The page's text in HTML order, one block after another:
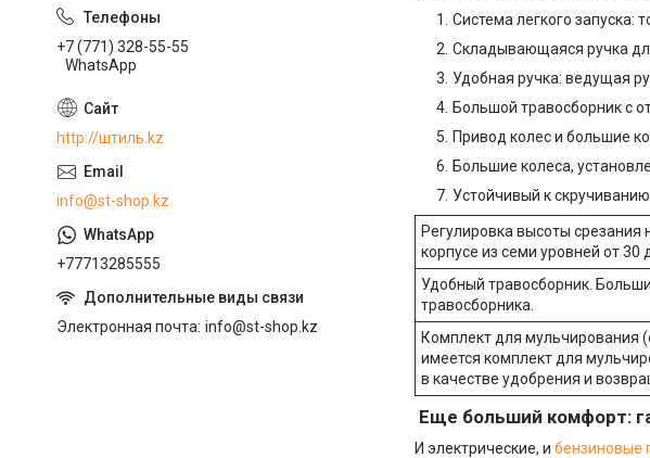
Система легкого запуска:
Складывающаяся ручка
Удобная ручка: ведущая
Большой травосборник с
Привод колес и большие
Большие колеса,
Устойчивый к
Регулировка высоты
корпусе из семи уровней от 30
Удобный травосборник.
травосборника.
Комплект для мульчирования
имеется комплект для
в качестве удобрения и
Еще больший комфорт:
И электрические, и бензиновые
+7 (771) 328-55-55
WhatsApp
http://штиль.kz
info@st-shop.kz
+77713285555
Электронная почта info@st-shop.kz